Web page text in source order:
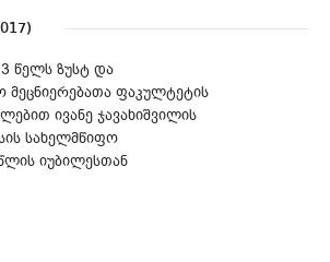
წელს ზუსტ და
მეცნიერებათა ფაკულტეტის
ივანე ჯავახიშვილის
სახელმწიფო
იუბილესთან